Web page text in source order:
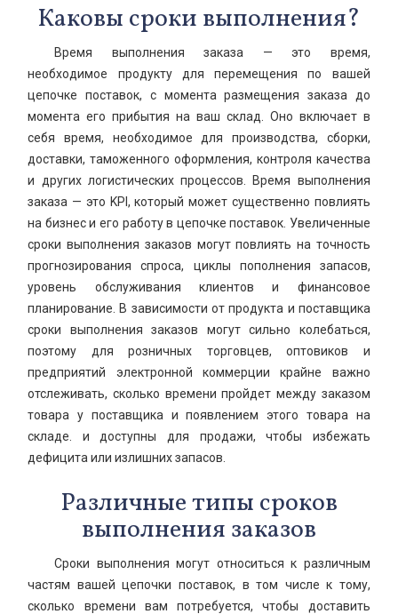
Каковы сроки выполнения?
Время выполнения заказа — это время,
необходимое продукту для перемещения по вашей
цепочке поставок, с момента размещения заказа до
момента его прибытия на ваш склад. Оно включает в
себя время, необходимое для производства, сборки,
доставки, таможенного оформления, контроля качества
и других логистических процессов. Время выполнения
заказа — это KPI, который может существенно повлиять
на бизнес и его работу в цепочке поставок. Увеличенные
сроки выполнения заказов могут повлиять на точность
прогнозирования спроса, циклы пополнения запасов,
уровень обслуживания клиентов и финансовое
планирование. В зависимости от продукта и поставщика
сроки выполнения заказов могут сильно колебаться,
поэтому для розничных торговцев, оптовиков и
предприятий электронной коммерции крайне важно
отслеживать, сколько времени пройдет между заказом
товара у поставщика и появлением этого товара на
складе. и доступны для продажи, чтобы избежать
дефицита или излишних запасов.
Различные типы сроков
выполнения заказов
Сроки выполнения могут относиться к различным
частям вашей цепочки поставок, в том числе к тому,
сколько времени вам потребуется, чтобы доставить